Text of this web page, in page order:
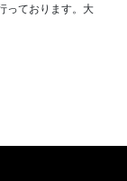
っております。大